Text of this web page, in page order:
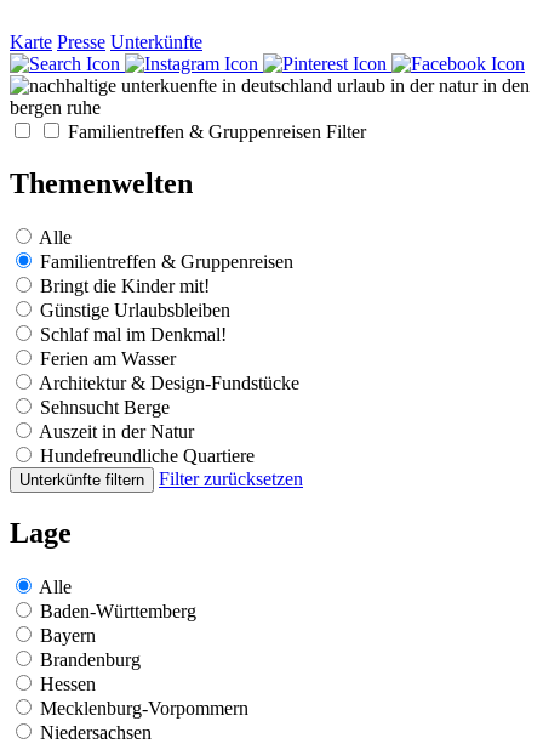
Karte Presse Unterkünfte
Familientreffen & Gruppenreisen Filter
Themenwelten
Alle
Familientreffen & Gruppenreisen
Bringt die Kinder mit!
Günstige Urlaubsbleiben
Schlaf mal im Denkmal!
Ferien am Wasser
Architektur & Design-Fundstücke
Sehnsucht Berge
Auszeit in der Natur
Hundefreundliche Quartiere
Unterkünfte filtern Filter zurücksetzen
Lage
Alle
Baden-Württemberg
Bayern
Brandenburg
Hessen
Mecklenburg-Vorpommern
Niedersachsen